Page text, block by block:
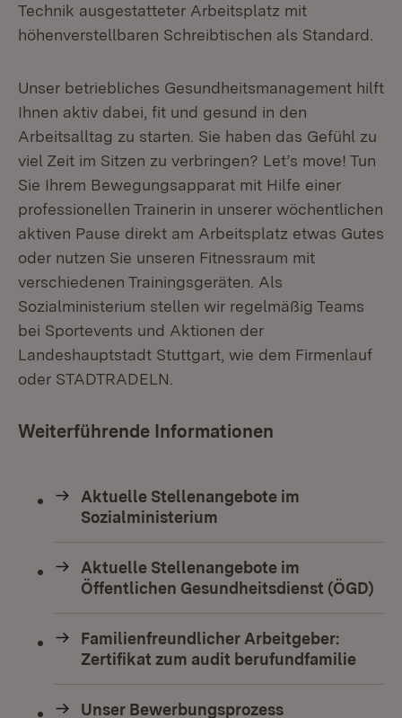
Technik ausgestatteter Arbeitsplatz mit
höhenverstellbaren Schreibtischen als Standard.
Unser betriebliches Gesundheitsmanagement hilft
Ihnen aktiv dabei, fit und gesund in den
Arbeitsalltag zu starten. Sie haben das Gefühl zu
viel Zeit im Sitzen zu verbringen? Let’s move! Tun
Sie Ihrem Bewegungsapparat mit Hilfe einer
professionellen Trainerin in unserer wöchentlichen
aktiven Pause direkt am Arbeitsplatz etwas Gutes
oder nutzen Sie unseren Fitnessraum mit
verschiedenen Trainingsgeräten. Als
Sozialministerium stellen wir regelmäßig Teams
bei Sportevents und Aktionen der
Landeshauptstadt Stuttgart, wie dem Firmenlauf
oder STADTRADELN.
Weiterführende Informationen
Aktuelle Stellenangebote im
Sozialministerium
Aktuelle Stellenangebote im
Öffentlichen Gesundheitsdienst (ÖGD)
Familienfreundlicher Arbeitgeber:
Zertifikat zum audit berufundfamilie
Unser Bewerbungsprozess